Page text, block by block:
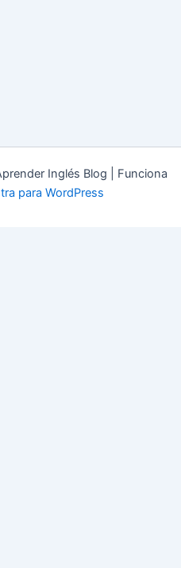
Inglés Blog | Funciona
para WordPress